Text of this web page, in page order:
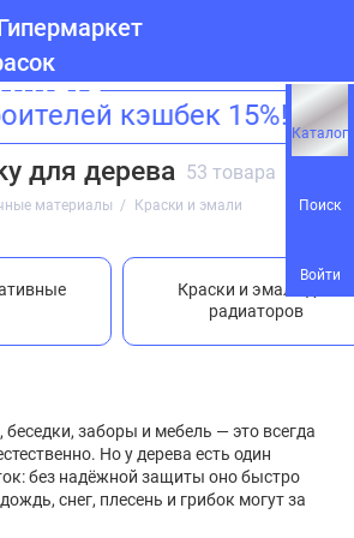
Каталог
Поиск
Войти
кэшбек 15%!
для дерева 53 товара
материалы Краски и эмали
пропитки
Краски и эмали для
радиаторов
заборы и мебель — это всегда
Но у дерева есть один
без надёжной защиты оно быстро
снег, плесень и грибок могут за